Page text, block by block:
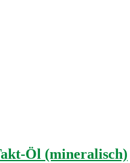
Öl (mineralisch)